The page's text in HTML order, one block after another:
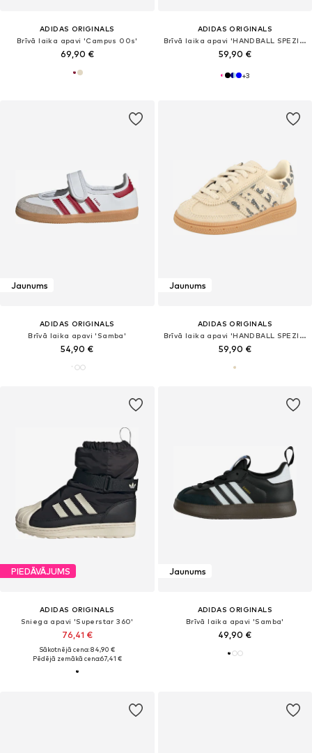
ADIDAS ORIGINALS
Brīvā laika apavi 'Campus 00s'
69,90 €
ADIDAS ORIGINALS
Brīvā laika apavi 'HANDBALL SPEZIAL'
59,90 €
+3
Jaunums
ADIDAS ORIGINALS
Brīvā laika apavi 'Samba'
54,90 €
Jaunums
ADIDAS ORIGINALS
Brīvā laika apavi 'HANDBALL SPEZIAL'
59,90 €
PIEDĀVĀJUMS
ADIDAS ORIGINALS
Sniega apavi 'Superstar 360'
76,41 €
Sākotnējā cena: 84,90 €
Pēdējā zemākā cena:67,41 €
Jaunums
ADIDAS ORIGINALS
Brīvā laika apavi 'Samba'
49,90 €